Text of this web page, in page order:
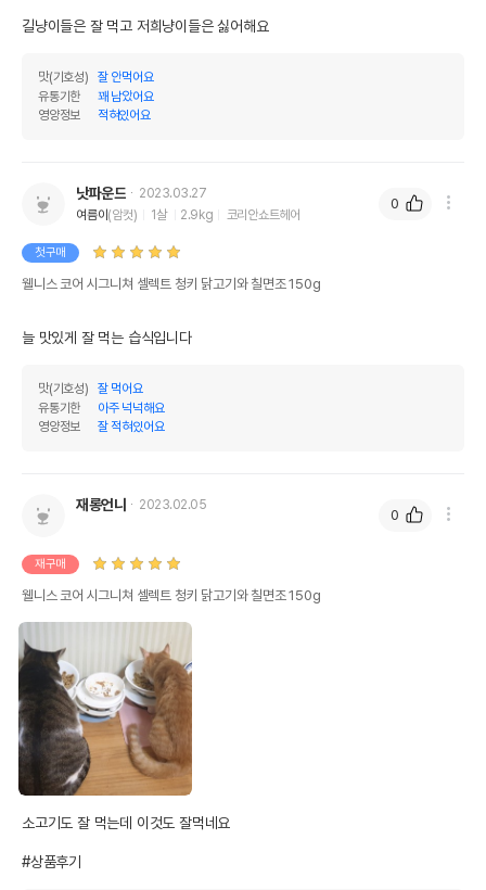
길냥이들은 잘 먹고 저희냥이들은 싫어해요
맛(기호성)
잘 안먹어요
유통기한
꽤 남았어요
영양정보
적혀있어요
낫파운드
2023.03.27
여름이 (암컷) 1살 2.9kg 코리안쇼트헤어
첫구매
웰니스 코어 시그니쳐 셀렉트 청키 닭고기와 칠면조 150g
늘 맛있게 잘 먹는 습식입니다
맛(기호성)
잘 먹어요
유통기한
아주 넉넉해요
영양정보
잘 적혀있어요
0
재롱언니 2023.02.05
재구매
웰니스 코어 시그니쳐 셀렉트 청키 닭고기와 칠면조 150g
소고기도 잘 먹는데 이것도 잘먹네요
#상품후기
0